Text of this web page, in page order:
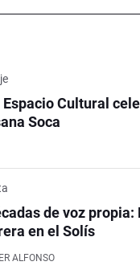
Cultural
Soca
de voz
en el Solís
ALFONSO